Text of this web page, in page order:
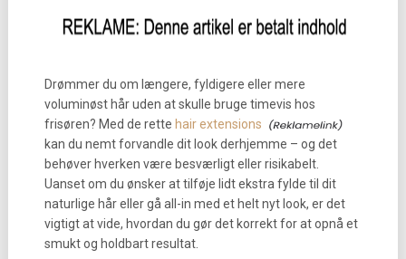
Drømmer du om længere, fyldigere eller mere
voluminøst hår uden at skulle bruge timevis hos
frisøren? Med de rette hair extensions
kan du nemt forvandle dit look derhjemme – og det
behøver hverken være besværligt eller risikabelt.
Uanset om du ønsker at tilføje lidt ekstra fylde til dit
naturlige hår eller gå all-in med et helt nyt look, er det
vigtigt at vide, hvordan du gør det korrekt for at opnå et
smukt og holdbart resultat.